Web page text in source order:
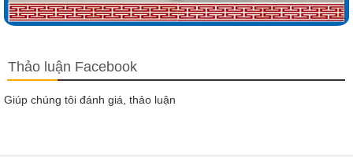
Thảo luận Facebook
Giúp chúng tôi đánh giá, thảo luận